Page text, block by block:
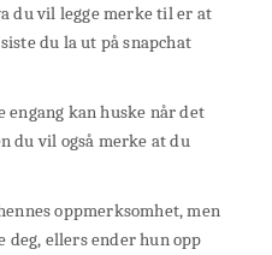
du vil legge merke til er at
du la ut på snapchat
kan huske når det
du vil også merke at du
oppmerksomhet, men
ellers ender hun opp